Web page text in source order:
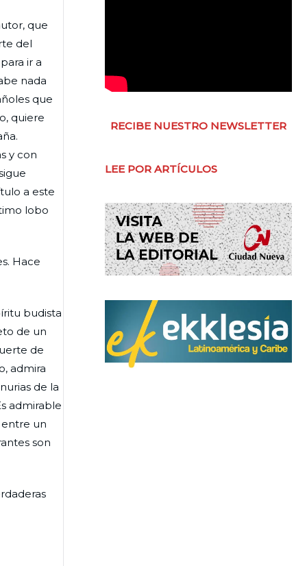
que
del
ir a
nada
que
quiere
y con
a este
lobo
Hace
budista
de un
de
admira
de la
admirable
entre un
son
RECIBE NUESTRO NEWSLETTER
LEE POR ARTÍCULOS